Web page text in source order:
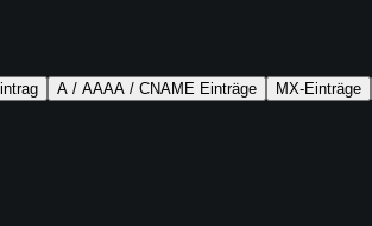
A / AAAA / CNAME Einträge MX-Einträge